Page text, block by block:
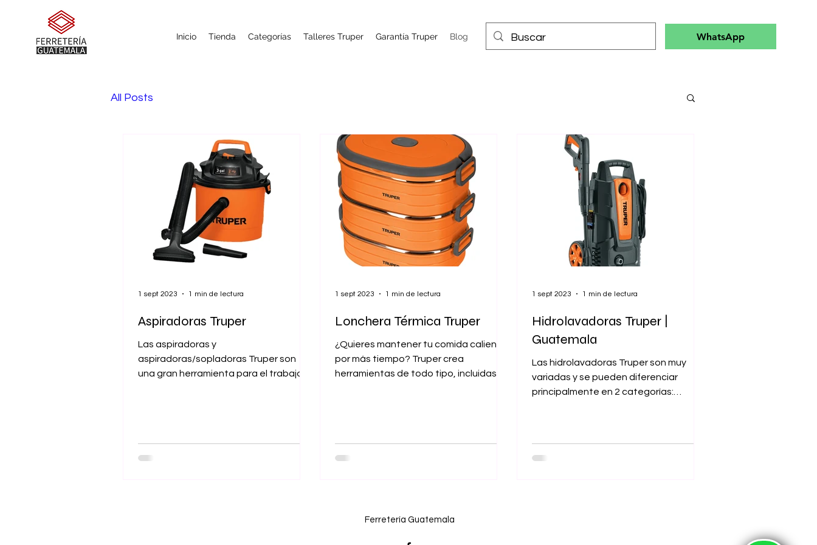
Inicio Tienda Categorías Talleres Truper Garantía Truper Blog WhatsApp
All Posts
Aspiradoras Truper
Las aspiradoras y
aspiradoras/sopladoras Truper son
una gran herramienta para el trabajo o
1 sept 2023 1 min de lectura
Lonchera Térmica Truper
¿Quieres mantener tu comida caliente
por más tiempo? Truper crea
herramientas de todo tipo, incluidas
1 sept 2023 1 min de lectura
Hidrolavadoras Truper |
Guatemala
Las hidrolavadoras Truper son muy
variadas y se pueden diferenciar
principalmente en 2 categorías:
1 sept 2023 1 min de lectura
Ferretería Guatemala